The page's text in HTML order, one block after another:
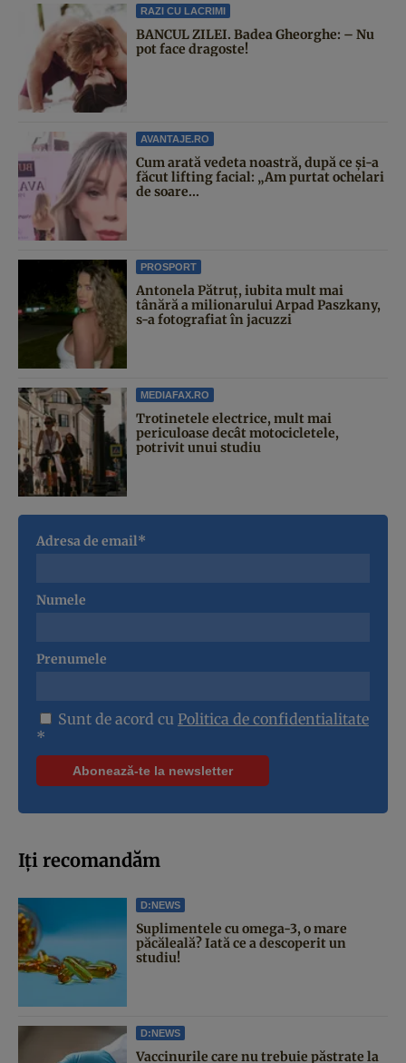
RAZI CU LACRIMI
BANCUL ZILEI. Badea Gheorghe: – Nu
pot face dragoste!
AVANTAJE.RO
Cum arată vedeta noastră, după ce și-a
făcut lifting facial: „Am purtat ochelari
de soare...
PROSPORT
Antonela Pătruț, iubita mult mai
tânără a milionarului Arpad Paszkany,
s-a fotografiat în jacuzzi
MEDIAFAX.RO
Trotinetele electrice, mult mai
periculoase decât motocicletele,
potrivit unui studiu
Adresa de email*
Numele
Prenumele
Sunt de acord cu Politica de confidentialitate
*
Iți recomandăm
D:NEWS
Suplimentele cu omega-3, o mare
păcăleală? Iată ce a descoperit un
studiu!
D:NEWS
Vaccinurile care nu trebuie păstrate la